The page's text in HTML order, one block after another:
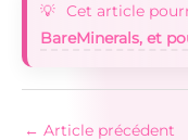
Cet article
BareMinerals, et
← Article précédent